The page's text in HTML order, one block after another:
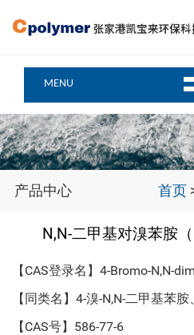
MENU
产品中心 首页
N,N-二甲基对溴苯胺（
【CAS登录名】4-Bromo-N,N-
【同类名】4-溴-N,N-二甲基苯
【CAS号】586-77-6